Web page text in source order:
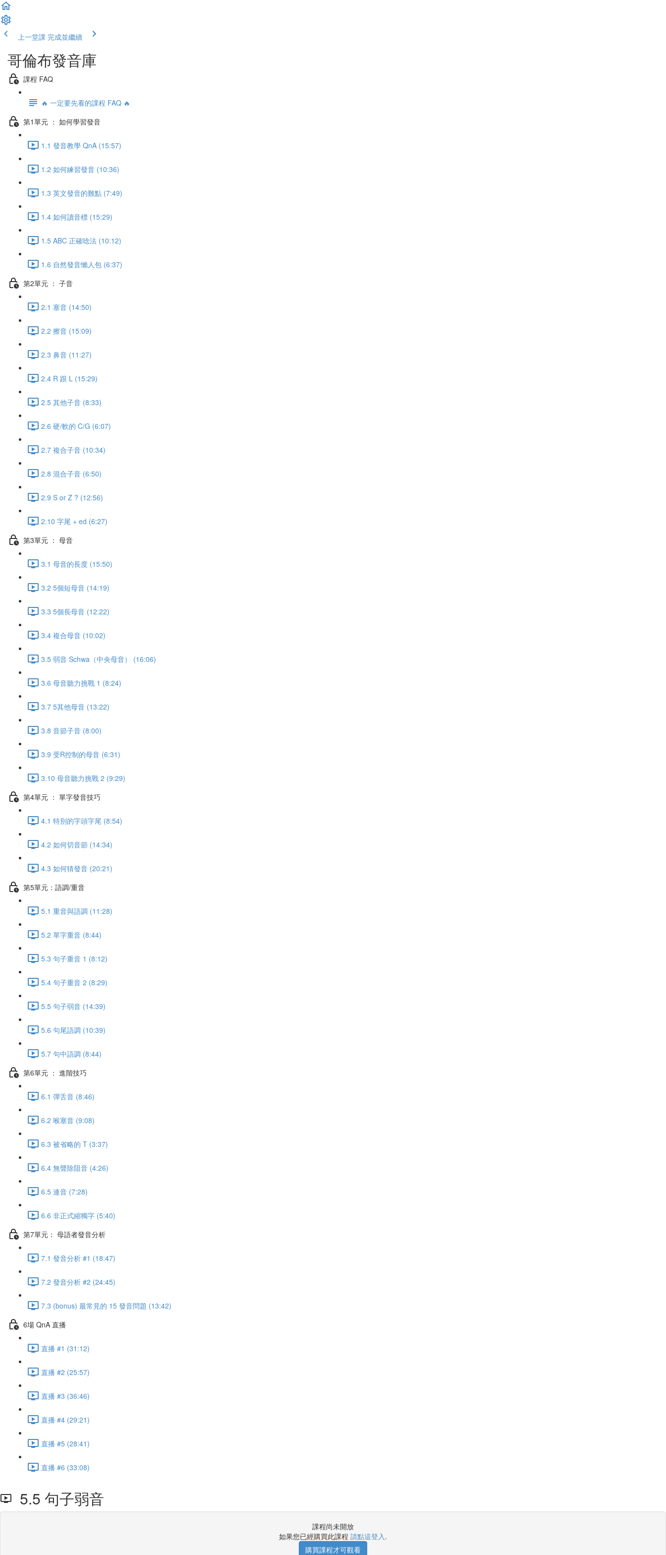
上一堂課 完成並繼續
哥倫布發音庫
課程 FAQ
🔥 一定要先看的課程 FAQ 🔥
第1單元 ： 如何學習發音
1.1 發音教學 QnA (15:57)
1.2 如何練習發音 (10:36)
1.3 英文發音的難點 (7:49)
1.4 如何讀音標 (15:29)
1.5 ABC 正確唸法 (10:12)
1.6 自然發音懶人包 (6:37)
第2單元 ： 子音
2.1 塞音 (14:50)
2.2 擦音 (15:09)
2.3 鼻音 (11:27)
2.4 R 跟 L (15:29)
2.5 其他子音 (8:33)
2.6 硬/軟的 C/G (6:07)
2.7 複合子音 (10:34)
2.8 混合子音 (6:50)
2.9 S or Z ? (12:56)
2.10 字尾 + ed (6:27)
第3單元 ： 母音
3.1 母音的長度 (15:50)
3.2 5個短母音 (14:19)
3.3 5個長母音 (12:22)
3.4 複合母音 (10:02)
3.5 弱音 Schwa（中央母音） (16:06)
3.6 母音聽力挑戰 1 (8:24)
3.7 5其他母音 (13:22)
3.8 音節子音 (8:00)
3.9 受R控制的母音 (6:31)
3.10 母音聽力挑戰 2 (9:29)
第4單元 ： 單字發音技巧
4.1 特別的字頭字尾 (8:54)
4.2 如何切音節 (14:34)
4.3 如何猜發音 (20:21)
第5單元：語調/重音
5.1 重音與語調 (11:28)
5.2 單字重音 (8:44)
5.3 句子重音 1 (8:12)
5.4 句子重音 2 (8:29)
5.5 句子弱音 (14:39)
5.6 句尾語調 (10:39)
5.7 句中語調 (8:44)
第6單元 ： 進階技巧
6.1 彈舌音 (8:46)
6.2 喉塞音 (9:08)
6.3 被省略的 T (3:37)
6.4 無聲除阻音 (4:26)
6.5 連音 (7:28)
6.6 非正式縮獨字 (5:40)
第7單元： 母語者發音分析
7.1 發音分析 #1 (18:47)
7.2 發音分析 #2 (24:45)
7.3 (bonus) 最常見的 15 發音問題 (13:42)
6場 QnA 直播
直播 #1 (31:12)
直播 #2 (25:57)
直播 #3 (36:46)
直播 #4 (29:21)
直播 #5 (28:41)
直播 #6 (33:08)
5.5 句子弱音
課程尚未開放
如果您已經購買此課程 請點這登入.
購買課程才可觀看